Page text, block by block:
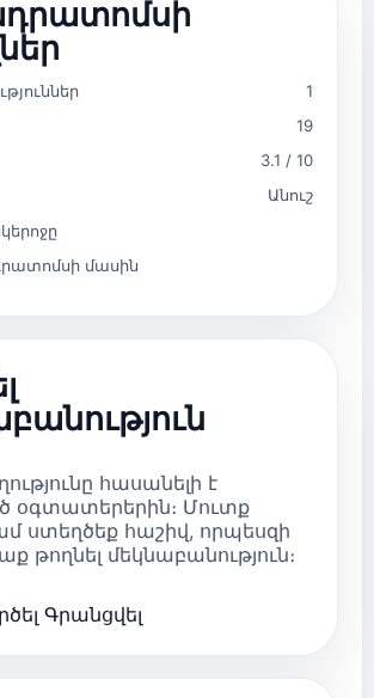
1
19
3.1 / 10
Անուշ
մասին
հասանելի է
օգտատերերին։ Մուտք
ստեղծեք հաշիվ, որպեսզի
թողնել մեկնաբանություն։
Գրանցվել